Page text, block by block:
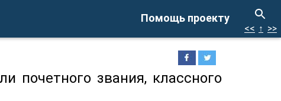
Помощь проекту
<< ↑ >>
почетного звания, классного